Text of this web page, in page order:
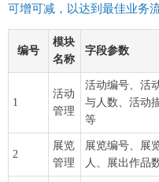
可增可减，以达到最佳业务
编号
模块
名称
字段参数
1
活动
管理
活动编号、活
与人数、活动
等
2
展览
管理
展览编号、展
人、展出作品